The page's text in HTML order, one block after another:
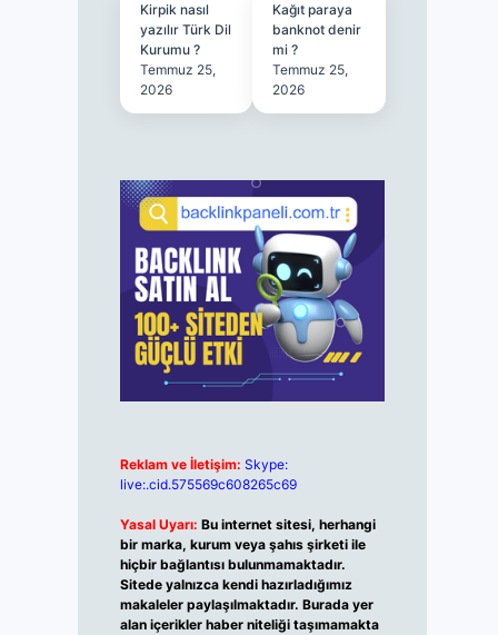
Kirpik nasıl
yazılır Türk Dil
Kurumu ?
Temmuz 25,
2026
Kağıt paraya
banknot denir
mi ?
Temmuz 25,
2026
Reklam ve İletişim: Skype:
live:.cid.575569c608265c69
Yasal Uyarı: Bu internet sitesi, herhangi
bir marka, kurum veya şahıs şirketi ile
hiçbir bağlantısı bulunmamaktadır.
Sitede yalnızca kendi hazırladığımız
makaleler paylaşılmaktadır. Burada yer
alan içerikler haber niteliği taşımamakta